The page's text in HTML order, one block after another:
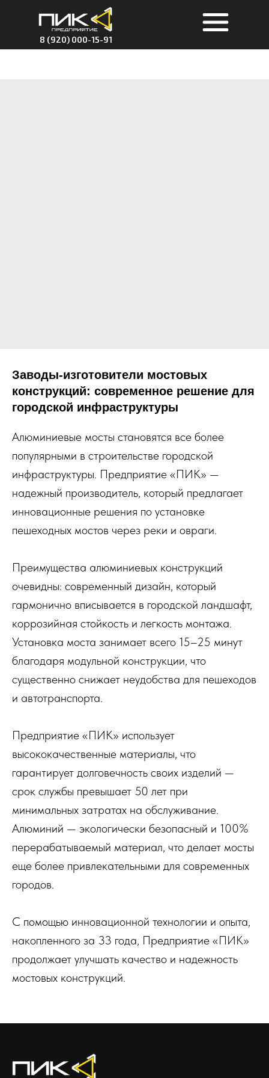
8 (920) 000-15-91
Заводы-изготовители мостовых
конструкций: современное решение для
городской инфраструктуры
Алюминиевые мосты становятся все более
популярными в строительстве городской
инфраструктуры. Предприятие «ПИК» —
надежный производитель, который предлагает
инновационные решения по установке
пешеходных мостов через реки и овраги.
Преимущества алюминиевых конструкций
очевидны: современный дизайн, который
гармонично вписывается в городской ландшафт,
коррозийная стойкость и легкость монтажа.
Установка моста занимает всего 15–25 минут
благодаря модульной конструкции, что
существенно снижает неудобства для пешеходов
и автотранспорта.
Предприятие «ПИК» использует
высококачественные материалы, что
гарантирует долговечность своих изделий —
срок службы превышает 50 лет при
минимальных затратах на обслуживание.
Алюминий — экологически безопасный и 100%
перерабатываемый материал, что делает мосты
еще более привлекательными для современных
городов.
С помощью инновационной технологии и опыта,
накопленного за 33 года, Предприятие «ПИК»
продолжает улучшать качество и надежность
мостовых конструкций.